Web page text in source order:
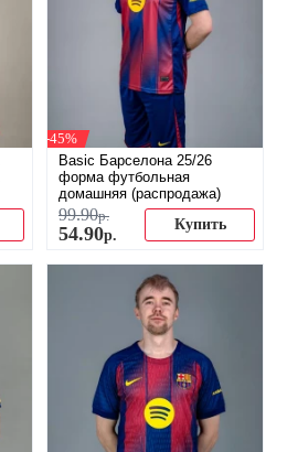
-45%
Basic Барселона 25/26
форма футбольная
домашняя (распродажа)
99.90р.
54.90р.
Купить